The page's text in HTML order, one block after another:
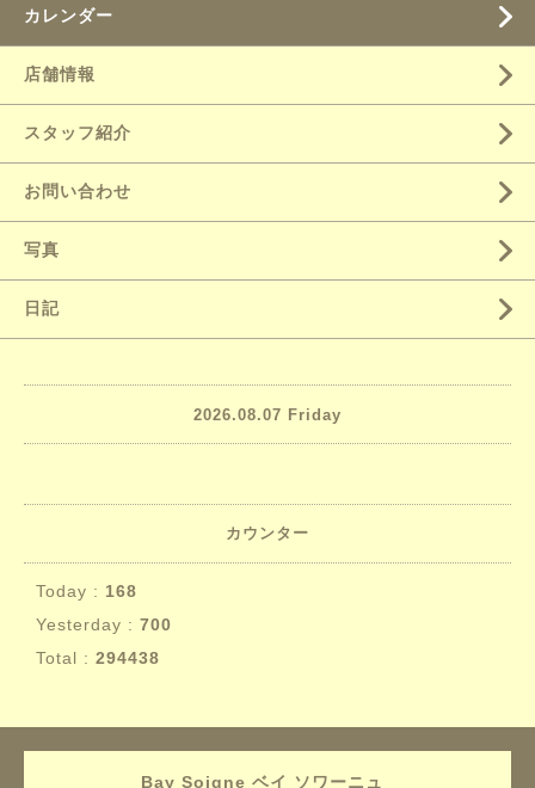
カレンダー
店舗情報
スタッフ紹介
お問い合わせ
写真
日記
2026.08.07 Friday
カウンター
Today : 168
Yesterday : 700
Total : 294438
Bay Soigne ベイ ソワーニュ